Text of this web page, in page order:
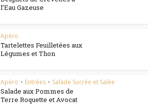
l’Eau Gazeuse
Apéro
Tartelettes Feuilletées aux
Légumes et Thon
Apéro • Entrées • Salade Sucrée et Salée
Salade aux Pommes de
Terre Roquette et Avocat